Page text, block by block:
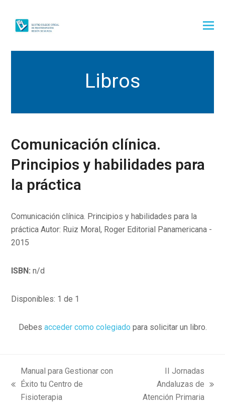
Libros
Comunicación clínica.
Principios y habilidades para
la práctica
Comunicación clínica. Principios y habilidades para la
práctica Autor: Ruiz Moral, Roger Editorial Panamericana -
2015
ISBN: n/d
Disponibles: 1 de 1
Debes acceder como colegiado para solicitar un libro.
previous
post:
Manual para Gestionar con
Éxito tu Centro de
Fisioterapia
post:
II Jornadas
Andaluzas de
Atención Primaria